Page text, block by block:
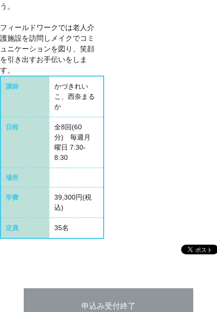
う。
フィールドワークでは老人介
護施設を訪問しメイクでコミ
ュニケーションを図り、笑顔
を引き出すお手伝いをしま
す。
講師
かづきれい
こ、西奈まる
か
日程
全8回(60
分) 毎週月
曜日 7:30-
8:30
場所
学費
39,300円(税
込)
定員 35名
申込み受付終了